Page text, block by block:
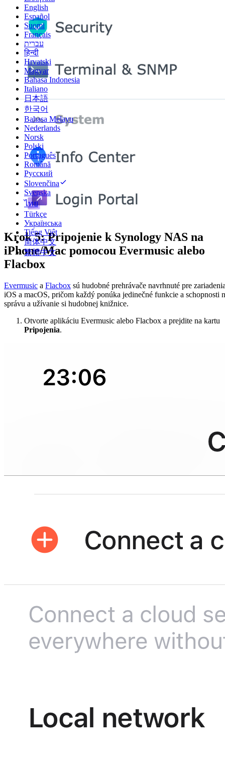
English
Español
Suomi
Français
עברית
हिन्दी
Hrvatski
Magyar
Bahasa Indonesia
Italiano
日本語
한국어
Bahasa Melayu
Nederlands
Norsk
Polski
Português
Română
Русский
Slovenčina
Svenska
ไทย
Türkçe
Українська
Tiếng Việt
简体中文
繁體中文
Krok 5: Pripojenie k Synology NAS na
iPhone/Mac pomocou Evermusic alebo
Flacbox
Evermusic a Flacbox sú hudobné prehrávače navrhnuté pre
iOS a macOS, pričom každý ponúka jedinečné funkcie a schopnosti
správu a užívanie si hudobnej knižnice.
Otvorte aplikáciu Evermusic alebo Flacbox a prejdite na kartu
Pripojenia.